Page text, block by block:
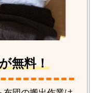
無料！